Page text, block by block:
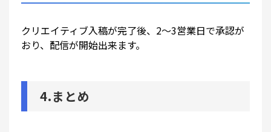
クリエイティブ入稿が完了後、2～3営業日で承認が
おり、配信が開始出来ます。
4.まとめ